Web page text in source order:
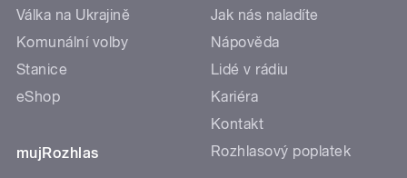
Válka na Ukrajině
Komunální volby
Stanice
eShop
mujRozhlas
Jak nás naladíte
Nápověda
Lidé v rádiu
Kariéra
Kontakt
Rozhlasový poplatek